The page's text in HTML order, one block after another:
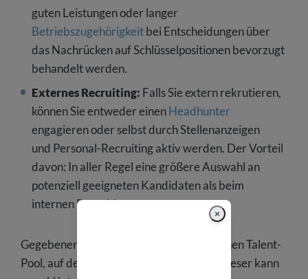
guten Leistungen oder langer
Betriebszugehörigkeitbei Entscheidungen über
das Nachrücken auf Schlüsselpositionen bevorzugt
behandelt werden.
Externes Recruiting: Falls Sie extern rekrutieren,
können Sie entweder einenHeadhunter
engagieren oder selbst durch Stellenanzeigen
und Personal-Recruiting aktiv werden. Der Vorteil
davon: In aller Regel eine größere Auswahl an
potenziell geeigneten Kandidaten als beim
internen Recruiting.
Gegebenenfalls haben Sie auch bereits einen Talent-
Pool, auf den Sie zurückgreifen können. Dieser kann
×